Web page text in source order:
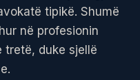
tipikë. Shumë
në profesionin
tretë, duke sjellë